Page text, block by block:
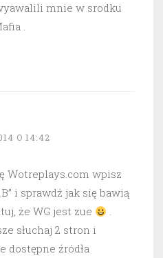
mnie w srodku
.
O 14:42
Wotreplays.com wpisz
i sprawdź jak się bawią
że WG jest zue
.
słuchaj 2 stron i
dostępne źródła